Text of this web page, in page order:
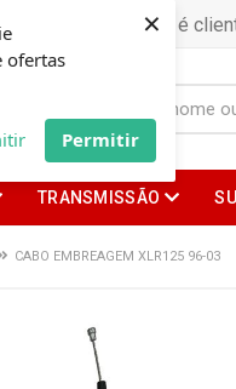
ofertas
Permitir
×Já é
TRANSMISSÃO
CABO EMBREAGEM XLR125 96-03